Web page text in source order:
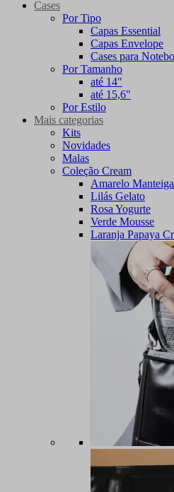
Cases
Por Tipo
Capas Essential
Capas Envelope
Cases para
Por Tamanho
até 14"
até 15,6"
Por Estilo
Mais categorias
Kits
Novidades
Malas
Coleção Cream
Amarelo Manteiga
Lilás Gelato
Rosa Yogurte
Verde Mousse
Laranja Papaya